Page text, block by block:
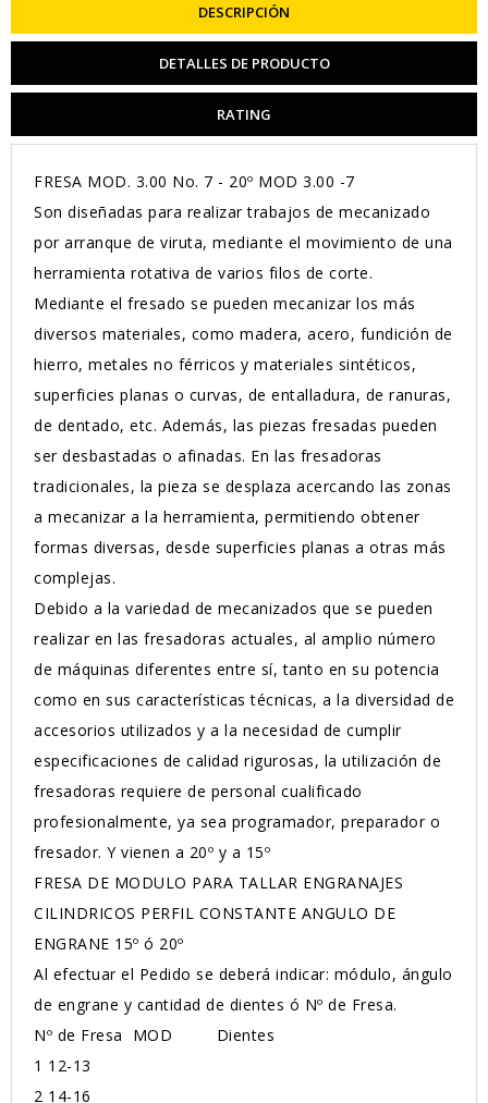
DESCRIPCIÓN
DETALLES DE PRODUCTO
RATING
FRESA MOD. 3.00 No. 7 - 20º MOD 3.00 -7
Son diseñadas para realizar trabajos de mecanizado
por arranque de viruta, mediante el movimiento de una
herramienta rotativa de varios filos de corte.
Mediante el fresado se pueden mecanizar los más
diversos materiales, como madera, acero, fundición de
hierro, metales no férricos y materiales sintéticos,
superficies planas o curvas, de entalladura, de ranuras,
de dentado, etc. Además, las piezas fresadas pueden
ser desbastadas o afinadas. En las fresadoras
tradicionales, la pieza se desplaza acercando las zonas
a mecanizar a la herramienta, permitiendo obtener
formas diversas, desde superficies planas a otras más
complejas.
Debido a la variedad de mecanizados que se pueden
realizar en las fresadoras actuales, al amplio número
de máquinas diferentes entre sí, tanto en su potencia
como en sus características técnicas, a la diversidad de
accesorios utilizados y a la necesidad de cumplir
especificaciones de calidad rigurosas, la utilización de
fresadoras requiere de personal cualificado
profesionalmente, ya sea programador, preparador o
fresador. Y vienen a 20º y a 15º
FRESA DE MODULO PARA TALLAR ENGRANAJES
CILINDRICOS PERFIL CONSTANTE ANGULO DE
ENGRANE 15º ó 20º
Al efectuar el Pedido se deberá indicar: módulo, ángulo
de engrane y cantidad de dientes ó Nº de Fresa.
Nº de Fresa MOD Dientes
1 12-13
2 14-16